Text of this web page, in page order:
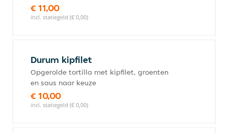
€ 11,00
incl. statiegeld (€ 0,00)
Durum kipfilet
Opgerolde tortilla met kipfilet, groenten
en saus naar keuze
€ 10,00
incl. statiegeld (€ 0,00)